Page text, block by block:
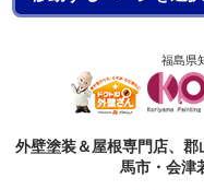
福島県
外壁塗装＆屋根専門店、
馬市・会津